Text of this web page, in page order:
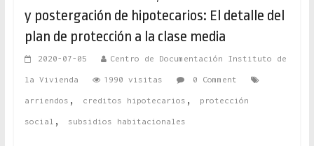
y postergación de hipotecarios: El detalle del
plan de protección a la clase media
2020-07-05 Centro de Documentación Instituto de
la Vivienda 1990 visitas 0 Comment
arriendos , creditos hipotecarios , protección
social , subsidios habitacionales